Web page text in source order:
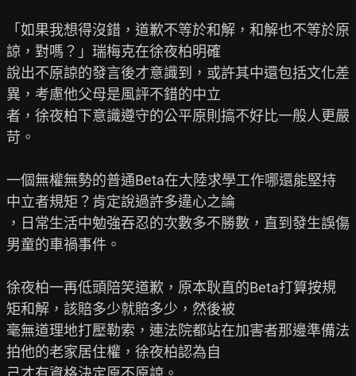
「如果我想得沒錯，道歉不等於和解，和解也不等於原
諒，對嗎？」瑞梅克在徐夜柏明確
說出不原諒的發言後才意識到，或許其中還包括文化差
異，考慮他父母是風評不錯的中立
者，徐夜柏下意識遵守的公平原則搞不好比一般人更嚴
苛。
一個無權無勢的普通Beta在大陸求學工作哪還能堅持
中立者規矩？肯定說過許多違心之論
，日常生活中勉強吞忍的次數多不勝數，直到發生誤傷
男童的車禍事件。
徐夜柏一再低頭陪笑道歉，原本耿直的Beta打算按規
矩和解，該賠多少就賠多少，然後被
毫無道理地打壓勒索，連法院都站在加害者那邊準備法
拍他的老家居住權，徐夜柏認為自